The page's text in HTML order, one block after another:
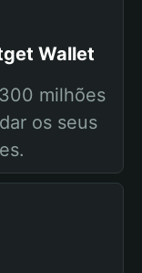
Wallet
milhões
os seus